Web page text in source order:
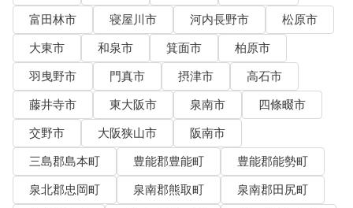
富田林市
寝屋川市 河内長野市
松原市
大東市
和泉市 箕面市
柏原市
羽曳野市
門真市 摂津市
高石市
藤井寺市
東大阪市 泉南市
四條畷市
交野市
大阪狭山市
阪南市
三島郡島本町
豊能郡豊能町
豊能郡能勢町
泉北郡忠岡町
泉南郡熊取町
泉南郡田尻町